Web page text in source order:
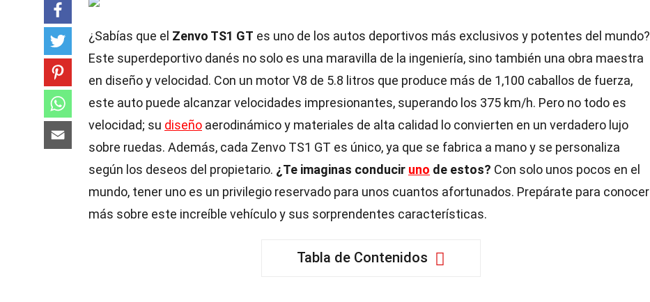
¿Sabías que el Zenvo TS1 GT es uno de los autos deportivos más exclusivos y potentes del mundo?
Este superdeportivo danés no solo es una maravilla de la ingeniería, sino también una obra maestra
en diseño y velocidad. Con un motor V8 de 5.8 litros que produce más de 1,100 caballos de fuerza,
este auto puede alcanzar velocidades impresionantes, superando los 375 km/h. Pero no todo es
velocidad; su diseño aerodinámico y materiales de alta calidad lo convierten en un verdadero lujo
sobre ruedas. Además, cada Zenvo TS1 GT es único, ya que se fabrica a mano y se personaliza
según los deseos del propietario. ¿Te imaginas conducir uno de estos? Con solo unos pocos en el
mundo, tener uno es un privilegio reservado para unos cuantos afortunados. Prepárate para conocer
más sobre este increíble vehículo y sus sorprendentes características.
Tabla de Contenidos